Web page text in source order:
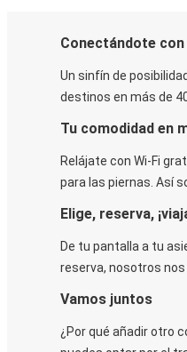
Conectándote con
Un sinfín de
destinos en más de
Tu comodidad en
Relájate con Wi-Fi
para las piernas. Así
Elige, reserva,
De tu pantalla a tu
reserva, nosotros
Vamos juntos
¿Por qué añadir otro